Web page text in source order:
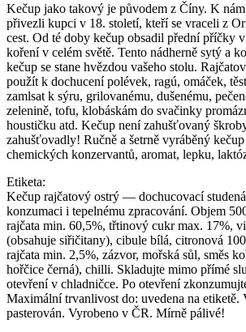
Kečup jako takový je původem z Číny. K
přivezli kupci v 18. století, kteří se vraceli z
cest. Od té doby kečup obsadil přední příčky
koření v celém světě. Tento nádherně sytý a
kečup se stane hvězdou vašeho stolu.
použít k dochucení polévek, ragú, omáček,
zamlsat k sýru, grilovanému, dušenému,
zelenině, tofu, klobáskám do svačinky
houstičku atd. Kečup není zahušťovaný
zahušťovadly! Ručně a šetrně vyráběný
chemických konzervantů, aromat, lepku,
Etiketa:
Kečup rajčatový ostrý — dochucovací
konzumaci i tepelnému zpracování. Objem
rajčata min. 60,5%, třtinový cukr max. 17%,
(obsahuje siřičitany), cibule bílá, citronová
rajčata min. 2,5%, zázvor, mořská sůl, směs
hořčice černá), chilli. Skladujte mimo přímé
otevření v chladničce. Po otevření
Maximální trvanlivost do: uvedena na etiketě.
pasterován. Vyrobeno v ČR. Mírně pálivé!